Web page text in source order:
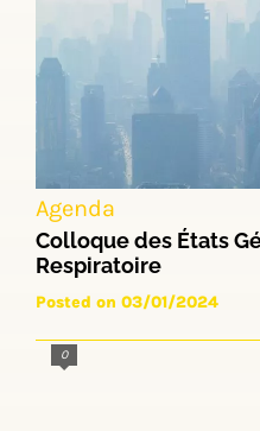
Agenda
Colloque des États
Respiratoire
Posted on 03/01/2024
0